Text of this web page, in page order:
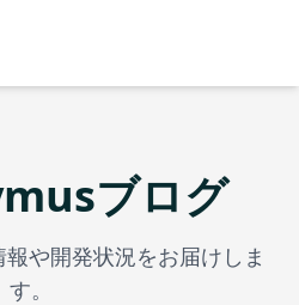
ブログ
や開発状況をお届けしま
す。